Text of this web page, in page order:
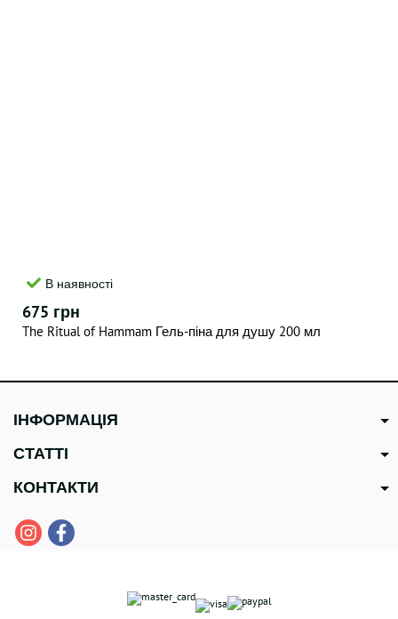
В наявності
675 грн
The Ritual of Hammam Гель-піна для душу 200 мл
ІНФОРМАЦІЯ
СТАТТІ
КОНТАКТИ